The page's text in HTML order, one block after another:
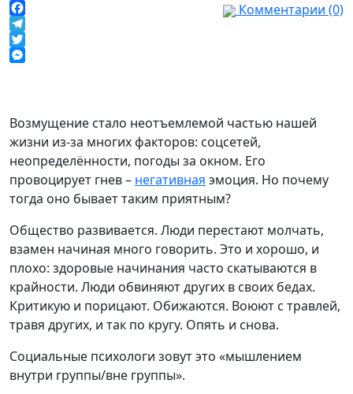
Facebook
Telegram
Twitter
Комментарии (0)
Возмущение стало неотъемлемой частью нашей
жизни из-за многих факторов: соцсетей,
неопределённости, погоды за окном. Его
провоцирует гнев – негативная эмоция. Но почему
тогда оно бывает таким приятным?
Общество развивается. Люди перестают молчать,
взамен начиная много говорить. Это и хорошо, и
плохо: здоровые начинания часто скатываются в
крайности. Люди обвиняют других в своих бедах.
Критикую и порицают. Обижаются. Воюют с травлей,
травя других, и так по кругу. Опять и снова.
Социальные психологи зовут это «мышлением
внутри группы/вне группы».